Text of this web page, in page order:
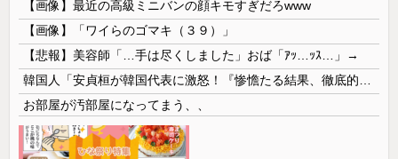
【画像】最近の高級ミニバンの顔キモすぎだろwww
【画像】「ワイらのゴマキ（３９）」
【悲報】美容師「…手は尽くしました」おば「ｱｯ…ｯｽ…」→
お部屋が汚部屋になってまう、、